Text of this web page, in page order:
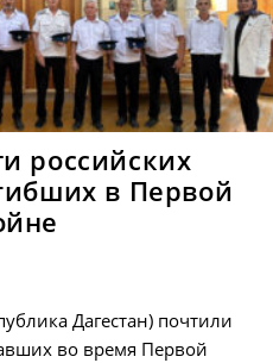
российских
в Первой
Дагестан) почтили
во время Первой